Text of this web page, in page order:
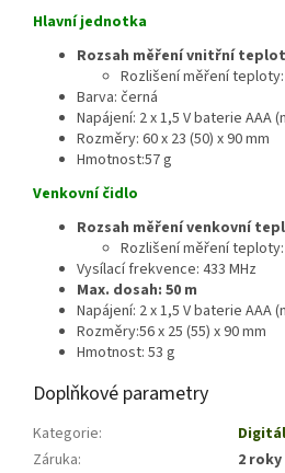
Hlavní jednotka
Rozsah měření vnitřní
Rozlišení měření teploty:
Barva: černá
Napájení: 2 x 1,5 V baterie AAA
Rozměry: 60 x 23 (50) x 90 mm
Hmotnost:57 g
Venkovní čidlo
Rozsah měření venkovní
Rozlišení měření teploty:
Vysílací frekvence: 433 MHz
Max. dosah: 50 m
Napájení: 2 x 1,5 V baterie AAA
Rozměry:56 x 25 (55) x 90 mm
Hmotnost: 53 g
Doplňkové parametry
Kategorie:
Záruka:
2 roky